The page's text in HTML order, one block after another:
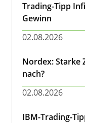
Trading-Tipp
Gewinn
02.08.2026
Nordex: Starke
nach?
02.08.2026
IBM-Trading-